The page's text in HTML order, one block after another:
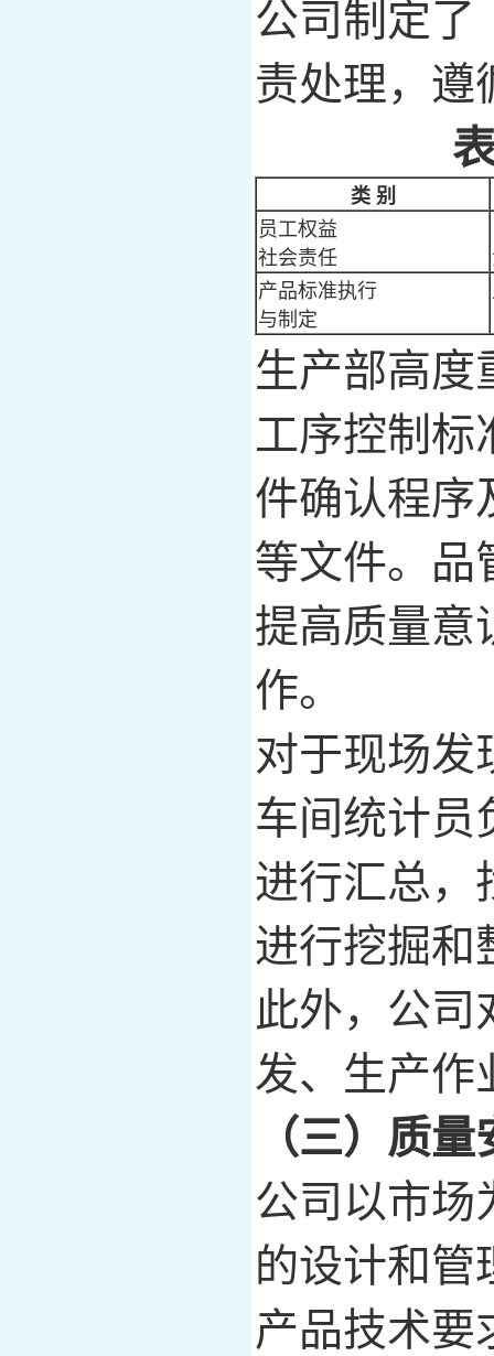
公司制定了
责处理，遵
类 别
员工权益
社会责任
产品标准执行
与制定
生产部高度
工序控制标
件确认程序
等文件。品
提高质量意
作。
对于现场发
车间统计员
进行汇总，
进行挖掘和
此外，公
发、生产作
（三）质
公司以市场
的设计和管
产品技术要